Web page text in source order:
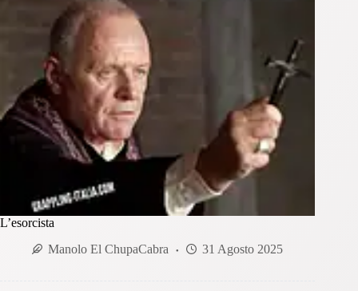
L’esorcista
Manolo El ChupaCabra
31 Agosto 2025